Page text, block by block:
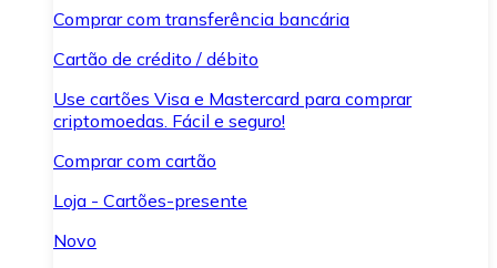
Comprar com transferência bancária
Cartão de crédito / débito
Use cartões Visa e Mastercard para comprar
criptomoedas. Fácil e seguro!
Comprar com cartão
Loja - Cartões-presente
Novo